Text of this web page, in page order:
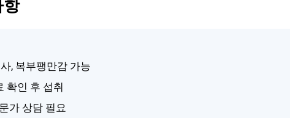
항
, 복부팽만감 가능
확인 후 섭취
가 상담 필요